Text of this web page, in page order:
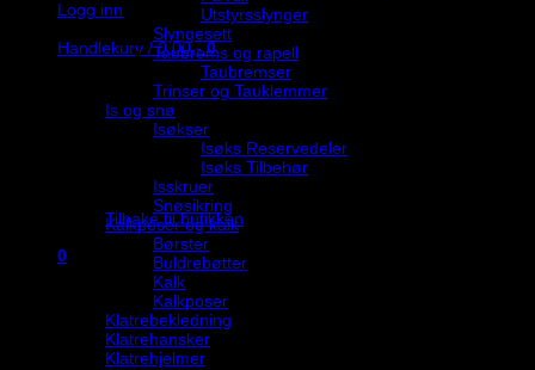
Logg inn
Handlekurv /0,00,- 0
Du har ingen produkter i handlekurven.
Tilbake til butikken
0
Utstyrsslynger
Slyngesett
Taubrems og rapell
Taubremser
Trinser og Tauklemmer
Is og snø
Isøkser
Isøks Reservedeler
Isøks Tilbehør
Isskruer
Snøsikring
Kalkposer og kalk
Børster
Buldrebøtter
Kalk
Kalkposer
Klatrebekledning
Klatrehansker
Klatrehjelmer